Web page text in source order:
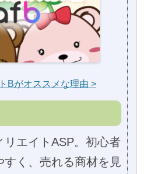
Bがオススメな理由 >
リエイトASP。初心者
すく、売れる商材を見